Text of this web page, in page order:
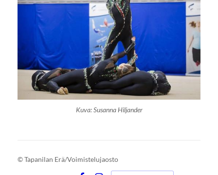
Kuva: Susanna Hiljander
©Tapanilan Erä/Voimistelujaosto